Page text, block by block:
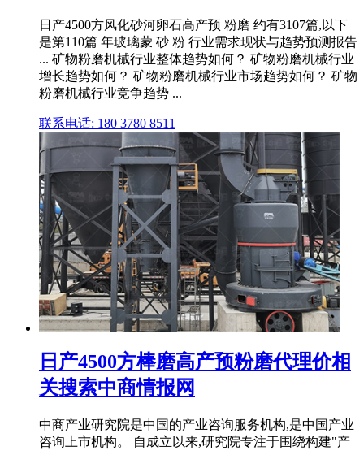
日产4500方风化砂河卵石高产预 粉磨 约有3107篇,以下
是第110篇 年玻璃蒙 砂 粉 行业需求现状与趋势预测报告
... 矿物粉磨机械行业整体趋势如何？ 矿物粉磨机械行业
增长趋势如何？ 矿物粉磨机械行业市场趋势如何？ 矿物
粉磨机械行业竞争趋势 ...
联系电话: 180 3780 8511
日产4500方棒磨高产预粉磨代理价相
关搜索中商情报网
中商产业研究院是中国的产业咨询服务机构,是中国产业
咨询上市机构。 自成立以来,研究院专注于围绕构建"产